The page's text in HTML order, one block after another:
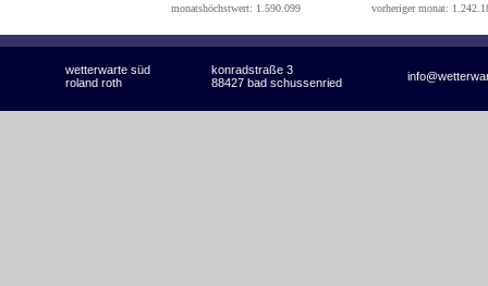
monatshöchstwert: 1.590.099
vorheriger monat:
wetterwarte süd konradstraße 3
roland roth 88427 bad schussenried